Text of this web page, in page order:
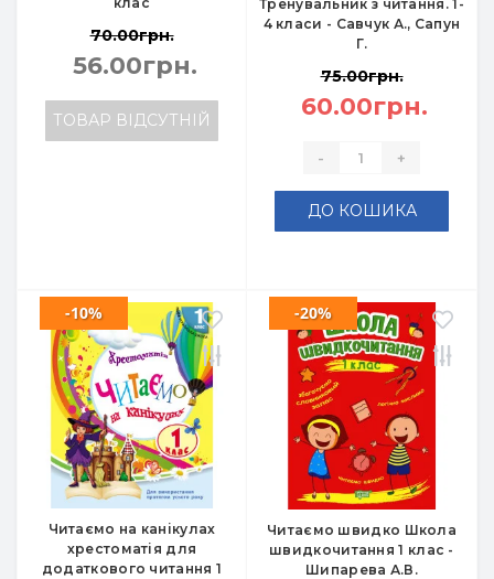
70.00грн.
56.00грн.
ТОВАР ВІДСУТНІЙ
Тренувальник з читання. 1-
4 класи - Савчук А., Сапун
Г.
75.00грн.
60.00грн.
- +
ДО КОШИКА
Читаємо на канікулах
хрестоматія для
додаткового читання 1
-10%
Читаємо швидко Школа
швидкочитання 1 клас -
Шипарева А.В.
-20%